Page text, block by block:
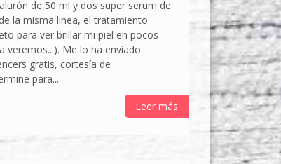
de 50 ml y dos super serum de
la misma linea, el tratamiento
para ver brillar mi piel en pocos
veremos...). Me lo ha enviado
gratis, cortesía de
para...
Leer más